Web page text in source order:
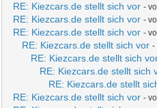
RE: Kiezcars.de stellt sich vor -
RE: Kiezcars.de stellt sich vor -
RE: Kiezcars.de stellt sich vor -
RE: Kiezcars.de stellt sich vor -
RE: Kiezcars.de stellt sich
RE: Kiezcars.de stellt sich
RE: Kiezcars.de stellt
RE: Kiezcars.de stellt sich vor -